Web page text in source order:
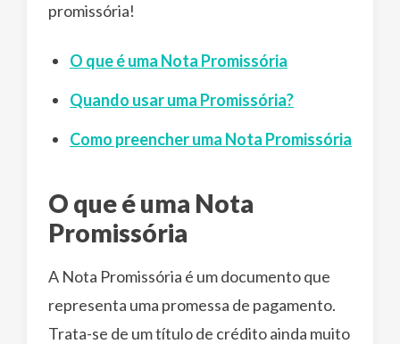
promissória!
O que é uma Nota Promissória
Quando usar uma Promissória?
Como preencher uma Nota Promissória
O que é uma Nota
Promissória
A Nota Promissória é um documento que
representa uma promessa de pagamento.
Trata-se de um título de crédito ainda muito